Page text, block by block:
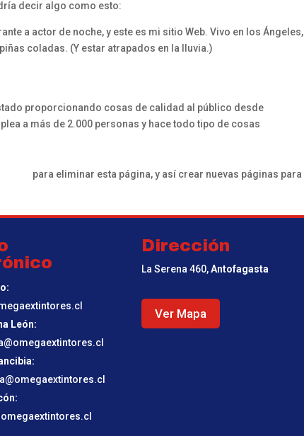
decir algo como esto:
a actor de noche, y este es mi sitio Web. Vivo en los Ángeles,
coladas. (Y estar atrapados en la lluvia.)
proporcionando cosas de calidad al público desde
a más de 2.000 personas y hace todo tipo de cosas
para eliminar esta página, y así crear nuevas páginas para
León:
Dirección
La Serena 460,Antofagasta
Ver Mapa